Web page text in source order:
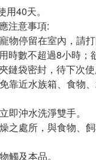
40天。
注意事項:
物停留在室內，請
時數不超過8小時；
鏈袋密封，待下次使
靠近水族箱、食物
即沖水洗淨雙手。
之處所，與食物、
觸及本品。